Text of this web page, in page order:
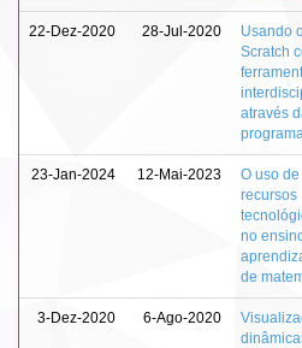
22-Dez-2020 28-Jul-2020
Usando
Scratch
através
23-Jan-2024 12-Mai-2023
O uso de
recursos
no
de
3-Dez-2020 6-Ago-2020